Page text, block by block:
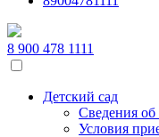
8 900 478 1111
Детский сад
Сведения об
Условия